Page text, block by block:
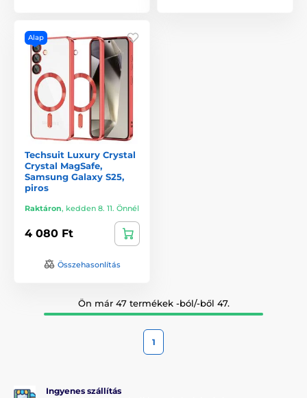
Alap
Techsuit Luxury Crystal
Crystal MagSafe,
Samsung Galaxy S25,
piros
Raktáron, kedden 8. 11. Önnél
4 080 Ft
Összehasonlítás
Ön már 47 termékek -ból/-ből 47.
1
Ingyenes szállítás